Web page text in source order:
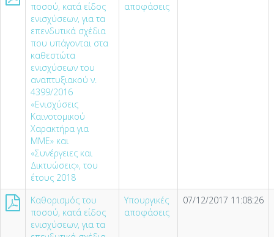
ποσού, κατά είδος
ενισχύσεων, για τα
επενδυτικά σχέδια
που υπάγονται στα
καθεστώτα
ενισχύσεων του
αναπτυξιακού ν.
4399/2016
«Ενισχύσεις
Καινοτομικού
Χαρακτήρα για
MME» και
«Συνέργειες και
Δικτυώσεις», του
έτους 2018
αποφάσεις
Καθορισμός του
ποσού, κατά είδος
ενισχύσεων, για τα
Υπουργικές
αποφάσεις
07/12/2017 11:08:26